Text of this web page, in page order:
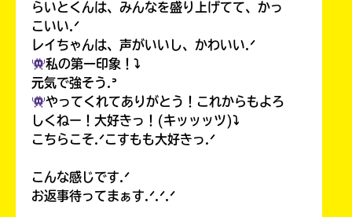
らいとくんは、みんなを盛り上げてて、かっ
こいい.ᐟ
レイちゃんは、声がいいし、かわいい.ᐟ
私の第一印象！⤵︎
元気で強そう.ᐣ
やってくれてありがとう！これからもよろ
しくねー！大好きっ！(キッッッツ)⤵︎
こちらこそ.ᐟこすもも大好きっ.ᐟ
こんな感じです.ᐟ
お返事待ってまぁす.ᐟ.ᐟ.ᐟ